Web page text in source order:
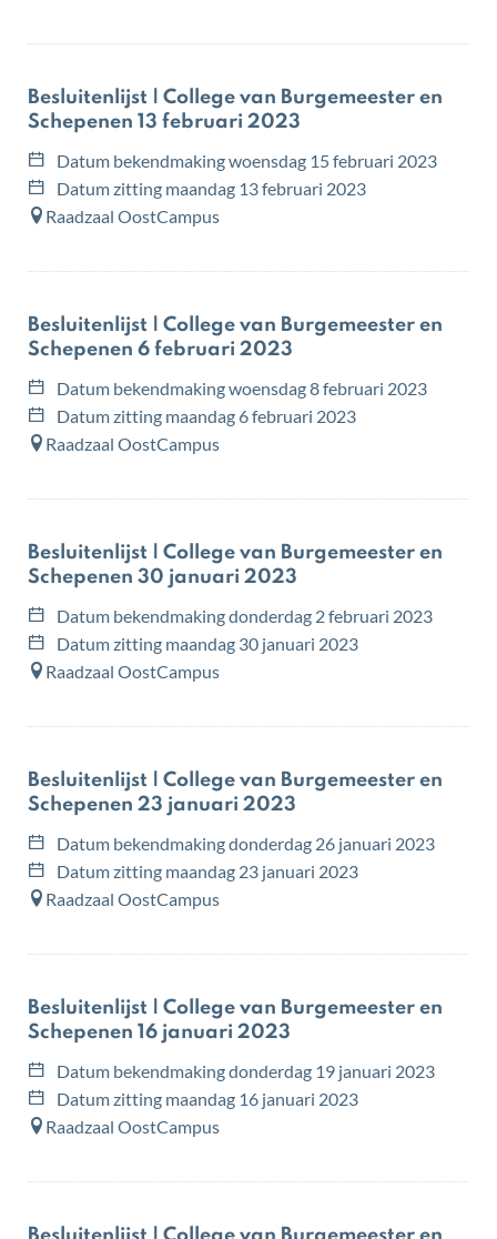
Besluitenlijst | College van Burgemeester en
Schepenen 13 februari 2023
Datum bekendmakingwoensdag 15 februari 2023
Datum zitting maandag 13 februari 2023
Raadzaal OostCampus
Besluitenlijst | College van Burgemeester en
Schepenen 6 februari 2023
Datum bekendmakingwoensdag 8 februari 2023
Datum zitting maandag 6 februari 2023
Raadzaal OostCampus
Besluitenlijst | College van Burgemeester en
Schepenen 30 januari 2023
Datum bekendmakingdonderdag 2 februari 2023
Datum zitting maandag 30 januari 2023
Raadzaal OostCampus
Besluitenlijst | College van Burgemeester en
Schepenen 23 januari 2023
Datum bekendmakingdonderdag 26 januari 2023
Datum zitting maandag 23 januari 2023
Raadzaal OostCampus
Besluitenlijst | College van Burgemeester en
Schepenen 16 januari 2023
Datum bekendmakingdonderdag 19 januari 2023
Datum zitting maandag 16 januari 2023
Raadzaal OostCampus